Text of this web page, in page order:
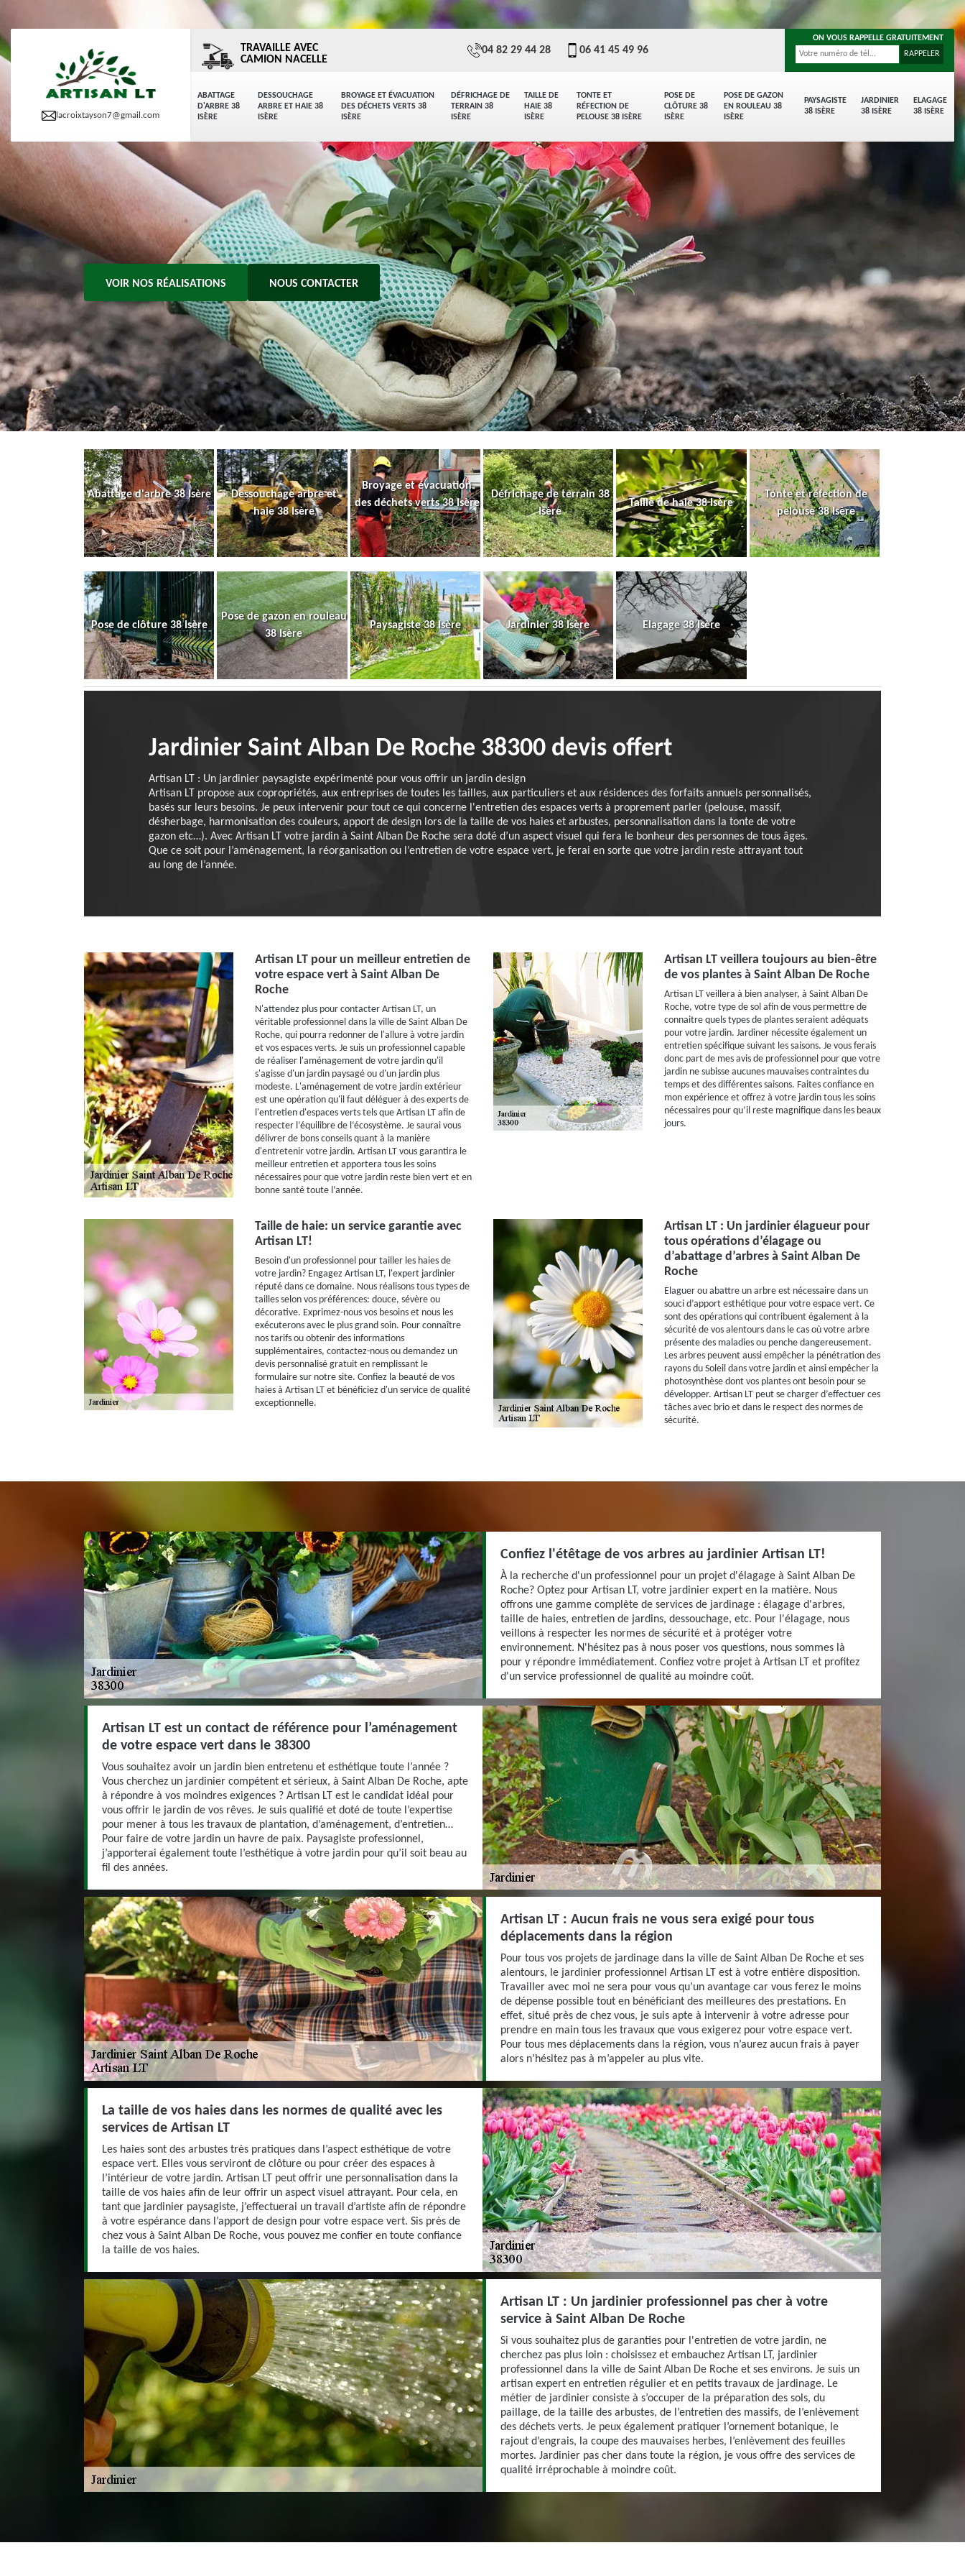
lacroixtayson7@gmail.com
ABATTAGE
D'ARBRE 38
ISÈRE
DESSOUCHAGE
ARBRE ET HAIE 38
ISÈRE
BROYAGE ET ÉVACUATION
DES DÉCHETS VERTS 38
ISÈRE
DÉFRICHAGE DE
TERRAIN 38
ISÈRE
TAILLE DE
HAIE 38
ISÈRE
TONTE ET
RÉFECTION DE
PELOUSE 38 ISÈRE
POSE DE
CLÔTURE 38
ISÈRE
POSE DE GAZON
EN ROULEAU 38
ISÈRE
PAYSAGISTE
38 ISÈRE
JARDINIER
38 ISÈRE
ELAGAGE
38 ISÈRE
TRAVAILLE AVEC
CAMION NACELLE
04 82 29 44 28 06 41 45 49 96
ON VOUS RAPPELLE GRATUITEMENT
VOIR NOS RÉALISATIONS NOUS CONTACTER
Abattage d'arbre 38 Isère
Dessouchage arbre et
haie 38 Isère
Broyage et évacuation
des déchets verts 38 Isère
Défrichage de terrain 38
Isère
Taille de haie 38 Isère
Tonte et réfection de
pelouse 38 Isère
Pose de clôture 38 Isère
Pose de gazon en rouleau
38 Isère
Paysagiste 38 Isère Jardinier 38 Isère Elagage 38 Isère
Jardinier Saint Alban De Roche 38300 devis offert
Artisan LT : Un jardinier paysagiste expérimenté pour vous offrir un jardin design
Artisan LT propose aux copropriétés, aux entreprises de toutes les tailles, aux particuliers et aux résidences des forfaits annuels personnalisés,
basés sur leurs besoins. Je peux intervenir pour tout ce qui concerne l'entretien des espaces verts à proprement parler (pelouse, massif,
désherbage, harmonisation des couleurs, apport de design lors de la taille de vos haies et arbustes, personnalisation dans la tonte de votre
gazon etc…). Avec Artisan LT votre jardin à Saint Alban De Roche sera doté d’un aspect visuel qui fera le bonheur des personnes de tous âges.
Que ce soit pour l’aménagement, la réorganisation ou l’entretien de votre espace vert, je ferai en sorte que votre jardin reste attrayant tout
au long de l’année.
Artisan LT pour un meilleur entretien de
votre espace vert à Saint Alban De
Roche
N'attendez plus pour contacter Artisan LT, un
véritable professionnel dans la ville de Saint Alban De
Roche, qui pourra redonner de l'allure à votre jardin
et vos espaces verts. Je suis un professionnel capable
de réaliser l'aménagement de votre jardin qu'il
s'agisse d'un jardin paysagé ou d'un jardin plus
modeste. L'aménagement de votre jardin extérieur
est une opération qu'il faut déléguer à des experts de
l'entretien d'espaces verts tels que Artisan LT afin de
respecter l’équilibre de l‘écosystème. Je saurai vous
délivrer de bons conseils quant à la manière
d'entretenir votre jardin. Artisan LT vous garantira le
meilleur entretien et apportera tous les soins
nécessaires pour que votre jardin reste bien vert et en
bonne santé toute l’année.
Artisan LT veillera toujours au bien-être
de vos plantes à Saint Alban De Roche
Artisan LT veillera à bien analyser, à Saint Alban De
Roche, votre type de sol afin de vous permettre de
connaitre quels types de plantes seraient adéquats
pour votre jardin. Jardiner nécessite également un
entretien spécifique suivant les saisons. Je vous ferais
donc part de mes avis de professionnel pour que votre
jardin ne subisse aucunes mauvaises contraintes du
temps et des différentes saisons. Faites confiance en
mon expérience et offrez à votre jardin tous les soins
nécessaires pour qu’il reste magnifique dans les beaux
jours.
Taille de haie: un service garantie avec
Artisan LT!
Besoin d'un professionnel pour tailler les haies de
votre jardin? Engagez Artisan LT, l'expert jardinier
réputé dans ce domaine. Nous réalisons tous types de
tailles selon vos préférences: douce, sévère ou
décorative. Exprimez-nous vos besoins et nous les
exécuterons avec le plus grand soin. Pour connaître
nos tarifs ou obtenir des informations
supplémentaires, contactez-nous ou demandez un
devis personnalisé gratuit en remplissant le
formulaire sur notre site. Confiez la beauté de vos
haies à Artisan LT et bénéficiez d'un service de qualité
exceptionnelle.
Artisan LT : Un jardinier élagueur pour
tous opérations d’élagage ou
d’abattage d’arbres à Saint Alban De
Roche
Elaguer ou abattre un arbre est nécessaire dans un
souci d’apport esthétique pour votre espace vert. Ce
sont des opérations qui contribuent également à la
sécurité de vos alentours dans le cas où votre arbre
présente des maladies ou penche dangereusement.
Les arbres peuvent aussi empêcher la pénétration des
rayons du Soleil dans votre jardin et ainsi empêcher la
photosynthèse dont vos plantes ont besoin pour se
développer. Artisan LT peut se charger d’effectuer ces
tâches avec brio et dans le respect des normes de
sécurité.
Confiez l'étêtage de vos arbres au jardinier Artisan LT!
À la recherche d'un professionnel pour un projet d'élagage à Saint Alban De
Roche? Optez pour Artisan LT, votre jardinier expert en la matière. Nous
offrons une gamme complète de services de jardinage : élagage d'arbres,
taille de haies, entretien de jardins, dessouchage, etc. Pour l'élagage, nous
veillons à respecter les normes de sécurité et à protéger votre
environnement. N'hésitez pas à nous poser vos questions, nous sommes là
pour y répondre immédiatement. Confiez votre projet à Artisan LT et profitez
d'un service professionnel de qualité au moindre coût.
Artisan LT est un contact de référence pour l’aménagement
de votre espace vert dans le 38300
Vous souhaitez avoir un jardin bien entretenu et esthétique toute l’année ?
Vous cherchez un jardinier compétent et sérieux, à Saint Alban De Roche, apte
à répondre à vos moindres exigences ? Artisan LT est le candidat idéal pour
vous offrir le jardin de vos rêves. Je suis qualifié et doté de toute l’expertise
pour mener à tous les travaux de plantation, d’aménagement, d’entretien…
Pour faire de votre jardin un havre de paix. Paysagiste professionnel,
j’apporterai également toute l’esthétique à votre jardin pour qu’il soit beau au
fil des années.
Artisan LT : Aucun frais ne vous sera exigé pour tous
déplacements dans la région
Pour tous vos projets de jardinage dans la ville de Saint Alban De Roche et ses
alentours, le jardinier professionnel Artisan LT est à votre entière disposition.
Travailler avec moi ne sera pour vous qu’un avantage car vous ferez le moins
de dépense possible tout en bénéficiant des meilleures des prestations. En
effet, situé près de chez vous, je suis apte à intervenir à votre adresse pour
prendre en main tous les travaux que vous exigerez pour votre espace vert.
Pour tous mes déplacements dans la région, vous n’aurez aucun frais à payer
alors n’hésitez pas à m’appeler au plus vite.
La taille de vos haies dans les normes de qualité avec les
services de Artisan LT
Les haies sont des arbustes très pratiques dans l’aspect esthétique de votre
espace vert. Elles vous serviront de clôture ou pour créer des espaces à
l’intérieur de votre jardin. Artisan LT peut offrir une personnalisation dans la
taille de vos haies afin de leur offrir un aspect visuel attrayant. Pour cela, en
tant que jardinier paysagiste, j’effectuerai un travail d’artiste afin de répondre
à votre espérance dans l’apport de design pour votre espace vert. Sis près de
chez vous à Saint Alban De Roche, vous pouvez me confier en toute confiance
la taille de vos haies.
Artisan LT : Un jardinier professionnel pas cher à votre
service à Saint Alban De Roche
Si vous souhaitez plus de garanties pour l'entretien de votre jardin, ne
cherchez pas plus loin : choisissez et embauchez Artisan LT, jardinier
professionnel dans la ville de Saint Alban De Roche et ses environs. Je suis un
artisan expert en entretien régulier et en petits travaux de jardinage. Le
métier de jardinier consiste à s’occuper de la préparation des sols, du
paillage, de la taille des arbustes, de l’entretien des massifs, de l’enlèvement
des déchets verts. Je peux également pratiquer l’ornement botanique, le
rajout d’engrais, la coupe des mauvaises herbes, l’enlèvement des feuilles
mortes. Jardinier pas cher dans toute la région, je vous offre des services de
qualité irréprochable à moindre coût.